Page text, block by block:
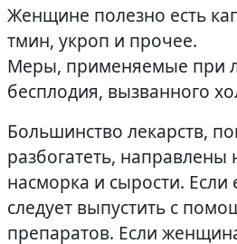
Женщине полезно есть
тмин, укроп и прочее.
Меры, применяемые при
бесплодия, вызванного
Большинство лекарств,
разбогатеть, направлены
насморка и сырости. Если
следует выпустить с
препаратов. Если